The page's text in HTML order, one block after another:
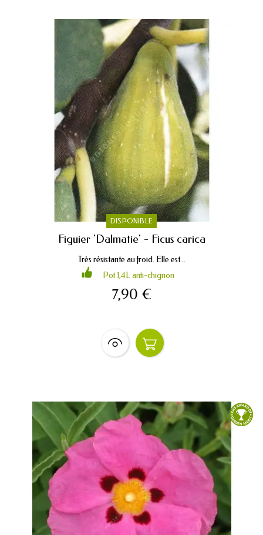
DISPONIBLE
Figuier 'Dalmatie' - Ficus carica
Très résistante au froid. Elle est...
Pot 1,4L anti-chignon
7,90 €